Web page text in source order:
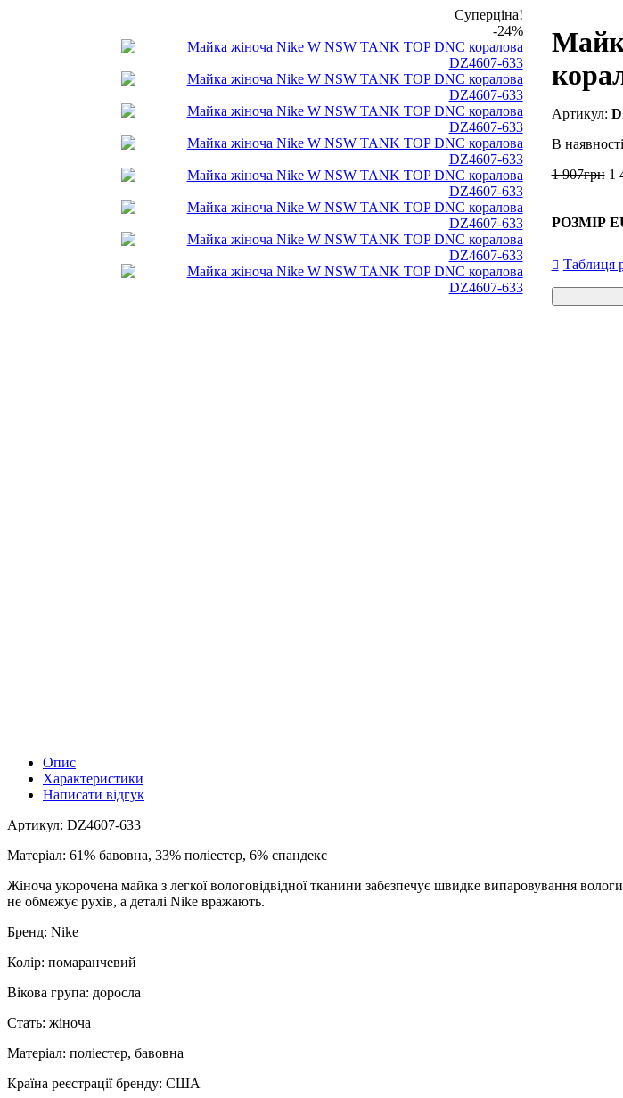
Суперціна!
-24%
В наявності
1 907грн 1
РОЗМІР
Таблиця
Опис
Характеристики
Написати відгук
Артикул: DZ4607-633
Матеріал: 61% бавовна, 33% поліестер, 6% спандекс
Жіноча укорочена майка з легкої вологовідвідної тканини забезпечує швидке випаровування
не обмежує рухів, а деталі Nike вражають.
Бренд: Nike
Колір: помаранчевий
Вікова група: доросла
Стать: жіноча
Матеріал: поліестер, бавовна
Країна реєстрації бренду: США